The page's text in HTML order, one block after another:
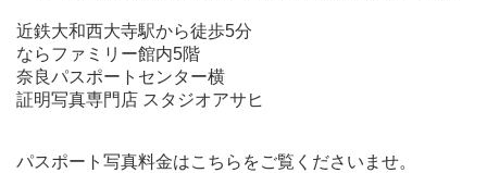
近鉄大和西大寺駅から徒歩5分
ならファミリー館内5階
奈良パスポートセンター横
証明写真専門店 スタジオアサヒ
パスポート写真料金はこちらをご覧くださいませ。